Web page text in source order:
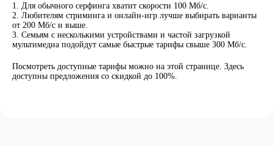
Для обычного серфинга хватит скорости 100 Мб/с.
Любителям стриминга и онлайн-игр лучше выбирать варианты
от 200 Мб/с и выше.
Семьям с несколькими устройствами и частой загрузкой
мультимедиа подойдут самые быстрые тарифы свыше 300 Мб/с.
Посмотреть доступные тарифы можно на этой странице. Здесь
доступны предложения со скидкой до 100%.